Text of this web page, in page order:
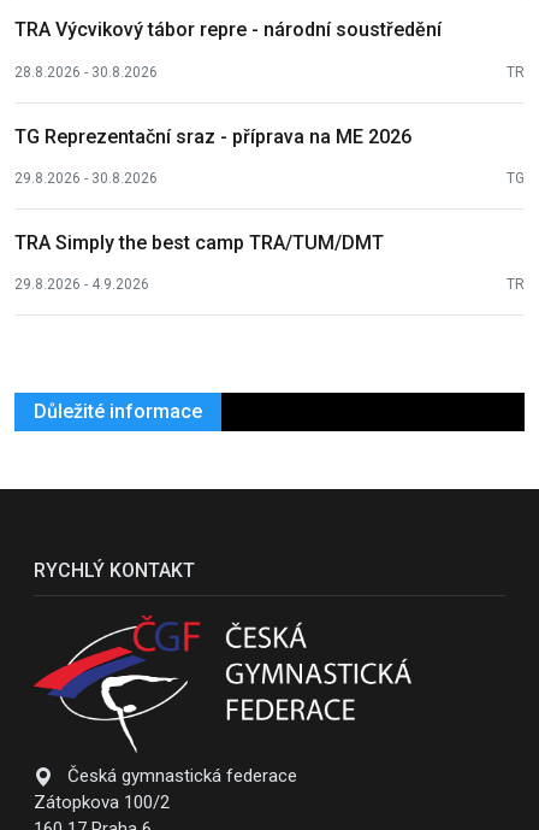
TRA Výcvikový tábor repre - národní soustředění
28.8.2026 - 30.8.2026 TR
TG Reprezentační sraz - příprava na ME 2026
29.8.2026 - 30.8.2026 TG
TRA Simply the best camp TRA/TUM/DMT
29.8.2026 - 4.9.2026 TR
Důležité informace
RYCHLÝ KONTAKT
Česká gymnastická federace
Zátopkova 100/2